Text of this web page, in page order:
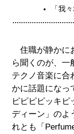
「我
住職が静かに
ら聞くのが、一
テクノ音楽に合
かに話題にな
ピピピピッキピ
ディーン」のよ
れとも「